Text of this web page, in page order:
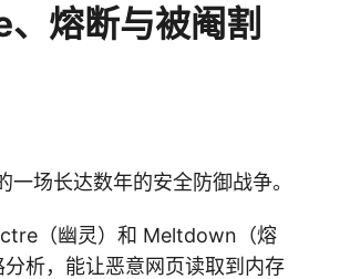
熔断与被阉割
场长达数年的安全防御战争。
（幽灵）和 Meltdown（熔
析，能让恶意网页读取到内存